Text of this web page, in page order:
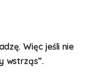
Więc jeśli nie
wstrząs”.